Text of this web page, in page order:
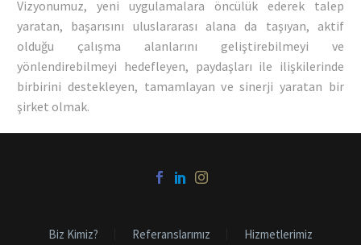
Vizyonumuz, yeni uygulamalara öncülük ederek talep
yaratan, başarısını uluslararası alana da taşıyan, aktif
olduğu çalışma alanlarını geliştirebilmeyi ve
yönlendirebilmeyi hedefleyen, paydaşları ile ilişkilerinde
birbirini destekleyen, tamamlayan ve sinerji yaratan bir
şirket olmak.
Biz Kimiz? Referanslarımız
Hizmetlerimiz